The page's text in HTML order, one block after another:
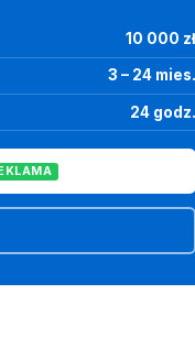
10 000 zł
3 – 24 mies.
24 godz.